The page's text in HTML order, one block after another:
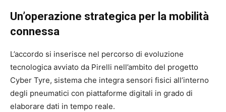
Un’operazione strategica per la mobilità
connessa
L’accordo si inserisce nel percorso di evoluzione
tecnologica avviato da Pirelli nell’ambito del progetto
Cyber Tyre, sistema che integra sensori fisici all’interno
degli pneumatici con piattaforme digitali in grado di
elaborare dati in tempo reale.